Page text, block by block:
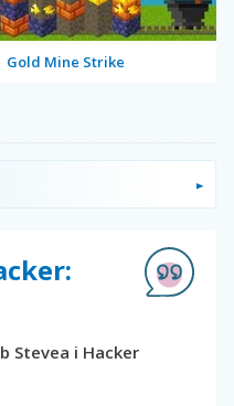
Gold Mine Strike
Stevea i Hacker